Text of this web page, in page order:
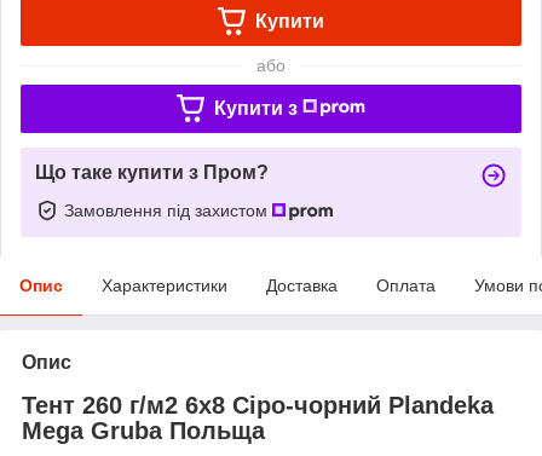
Купити
або
Купити з
Що таке купити з Пром?
Замовлення під захистом
Опис Характеристики Доставка Оплата Умови
Опис
Тент 260 г/м2 6х8 Сіро-чорний Plandeka
Mega Gruba Польща